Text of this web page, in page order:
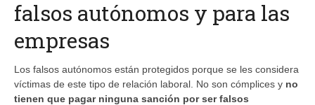
falsos autónomos y para las
empresas
Los falsos autónomos están protegidos porque se les considera
víctimas de este tipo de relación laboral. No son cómplices y no
tienen que pagar ninguna sanción por ser falsos